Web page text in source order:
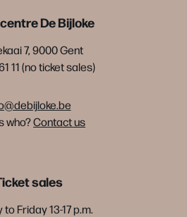
De Bijloke
7, 9000 Gent
11 (no ticket sales)
who?Contact us
sales
to Friday 13-17 p.m.